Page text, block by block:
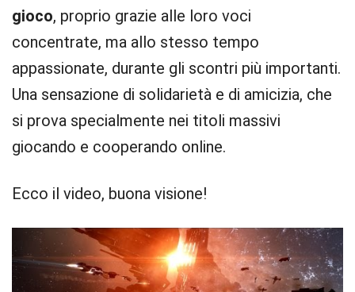
gioco, proprio grazie alle loro voci
concentrate, ma allo stesso tempo
appassionate, durante gli scontri più importanti.
Una sensazione di solidarietà e di amicizia, che
si prova specialmente nei titoli massivi
giocando e cooperando online.
Ecco il video, buona visione!